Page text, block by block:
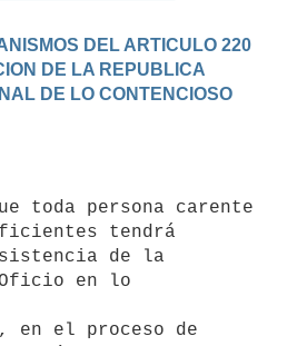
DEL ARTICULO 220
DE LA REPUBLICA
DE LO CONTENCIOSO
tendrá
de la
en lo
en el proceso de